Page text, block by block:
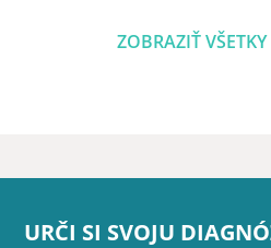
ZOBRAZIŤ VŠETKY
URČI SI SVOJU